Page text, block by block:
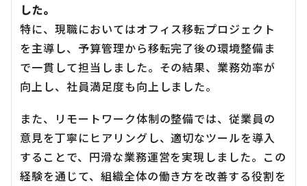
した。
特に、現職においてはオフィス移転プロジェクト
を主導し、予算管理から移転完了後の環境整備ま
で一貫して担当しました。その結果、業務効率が
向上し、社員満足度も向上しました。
また、リモートワーク体制の整備では、従業員の
意見を丁寧にヒアリングし、適切なツールを導入
することで、円滑な業務運営を実現しました。この
経験を通じて、組織全体の働き方を改善する役割を